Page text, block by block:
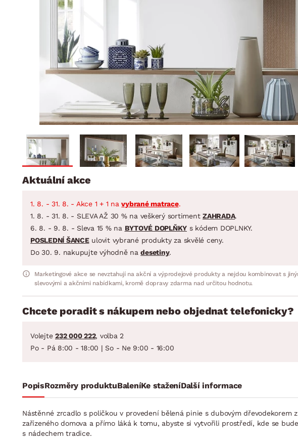
Dětský pokoj
Předsíň, šatna a chodba
Kuchyně
Koupelna
Zahrada
Domácnost
BYTOVÝ TEXTIL
Závěsy a žaluzie
Hrnce
Pánve
Zobrazit vše
VELIKONOCE
Aktuální akce
1. 8. - 31. 8. - Akce 1 + 1 navybrané matrace.
1. 8. - 31. 8. - SLEVA AŽ 30 % na veškerý sortiment ZAHRADA.
6. 8. - 9. 8. - Sleva 15 % na BYTOVÉ DOPLŇKY s kódem DOPLNKY.
POSLEDNÍ ŠANCEulovit vybrané produkty za skvělé ceny.
Do 30. 9. nakupujte výhodně nadesetiny.
Marketingové akce se nevztahují na akční a výprodejové produkty a nejdou kombinovat s
slevovými a akčními nabídkami, kromě dopravy zdarma nad určitou hodnotu.
Chcete poradit s nákupem nebo objednat telefonicky?
Volejte 232 000 222, volba 2
Po - Pá 8:00 - 18:00 | So - Ne 9:00 - 16:00
PopisRozměry produktuBaleníKe staženíDalší informace
Nástěnné zrcadlo s poličkou v provedení bělená pinie s dubovým
zařízeného domova a přímo láká k tomu, abyste si vytvořili prostředí, kde se
s nádechem tradice.